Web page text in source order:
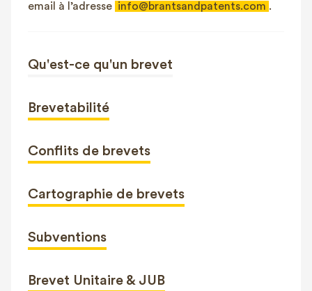
email à l’adresse info@brantsandpatents.com .
Qu'est-ce qu'un brevet
Brevetabilité
Conflits de brevets
Cartographie de brevets
Subventions
Brevet Unitaire & JUB